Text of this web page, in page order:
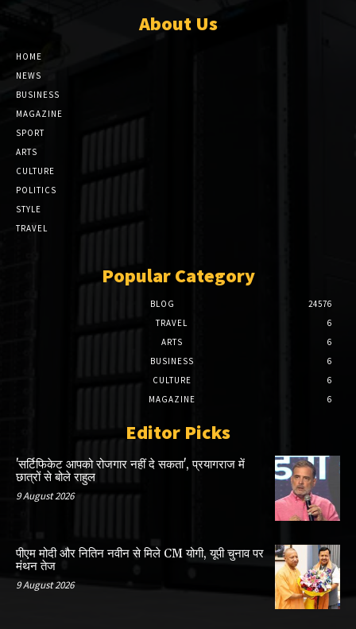
About Us
HOME
NEWS
BUSINESS
MAGAZINE
SPORT
ARTS
CULTURE
POLITICS
STYLE
TRAVEL
Popular Category
BLOG
24576
TRAVEL
6
ARTS
6
BUSINESS
6
CULTURE
6
MAGAZINE
6
Editor Picks
'सर्टिफिकेट आपको रोजगार नहीं दे सकता', प्रयागराज में
छात्रों से बोले राहुल
9 August 2026
पीएम मोदी और नितिन नवीन से मिले CM योगी, यूपी चुनाव पर
मंथन तेज
9 August 2026